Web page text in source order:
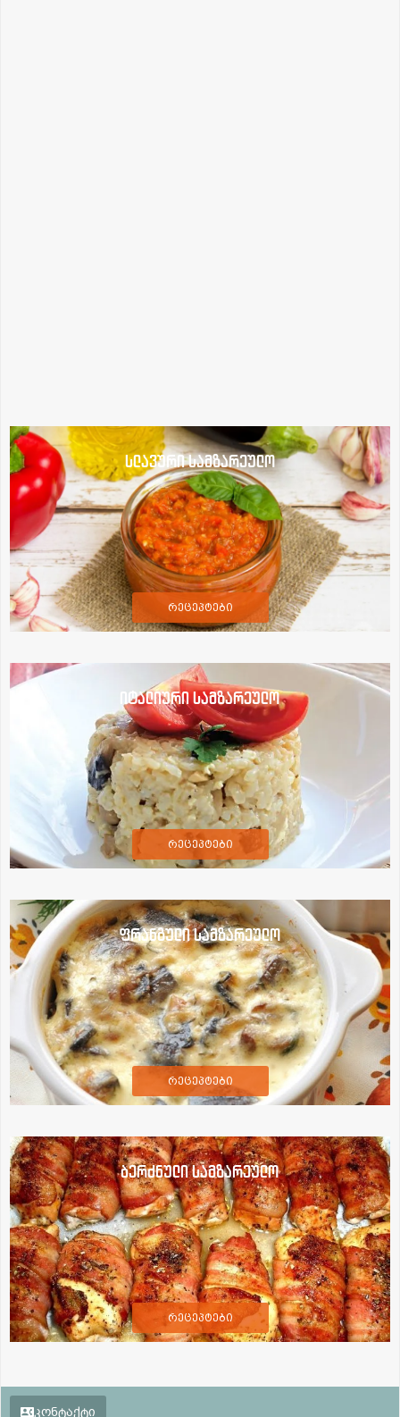
სლავური სამზარეულო
რეცეპტები
იტალიური სამზარეულო
რეცეპტები
ფრანგული სამზარეულო
რეცეპტები
ბერძნული სამზარეულო
რეცეპტები
კონტაქტი